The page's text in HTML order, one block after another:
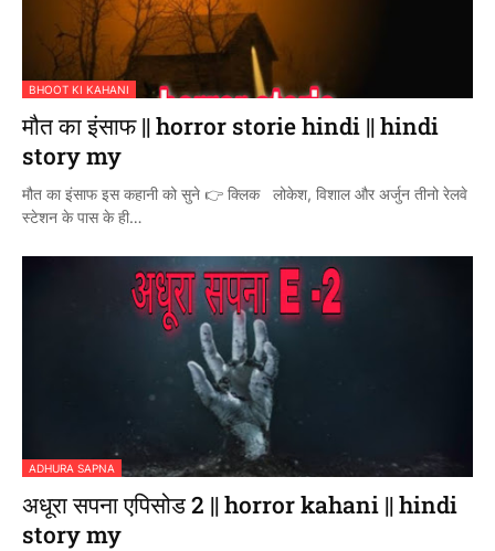
BHOOT KI KAHANI
मौत का इंसाफ || horror storie hindi || hindi
story my
मौत का इंसाफ इस कहानी को सुने 👉 क्लिक लोकेश, विशाल और अर्जुन तीनो रेलवे
स्टेशन के पास के ही…
ADHURA SAPNA
अधूरा सपना एपिसोड 2 || horror kahani || hindi
story my